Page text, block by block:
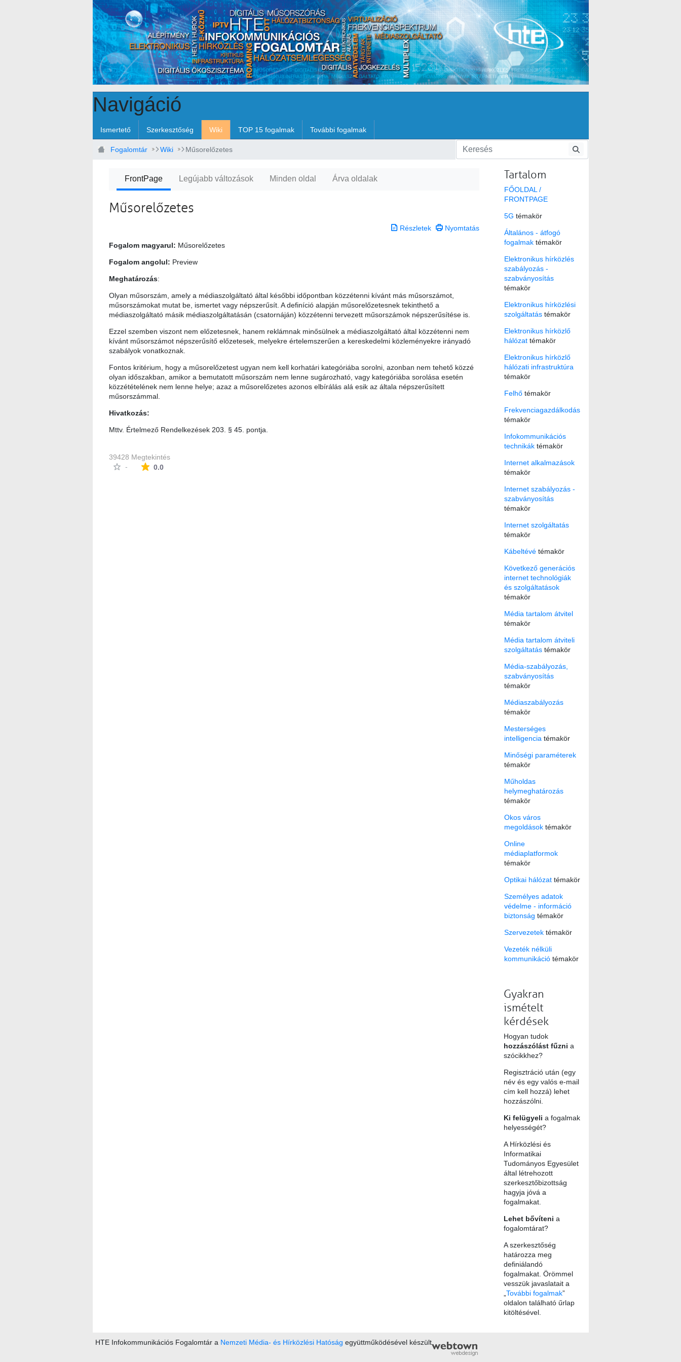
Navigáció
Ismertető Szerkesztőség Wiki TOP 15 fogalmak További fogalmak
Fogalomtár Wiki Műsorelőzetes
FrontPage Legújabb változások Minden oldal Árva oldalak
Műsorelőzetes
Részletek Nyomtatás
Fogalom magyarul: Műsorelőzetes
Fogalom angolul: Preview
Meghatározás:
Olyan műsorszám, amely a médiaszolgáltató által későbbi időpontban közzétenni kívánt más műsorszámot,
műsorszámokat mutat be, ismertet vagy népszerűsít. A definíció alapján műsorelőzetesnek tekinthető a
médiaszolgáltató másik médiaszolgáltatásán (csatornáján) közzétenni tervezett műsorszámok népszerűsítése is.
Ezzel szemben viszont nem előzetesnek, hanem reklámnak minősülnek a médiaszolgáltató által közzétenni nem
kívánt műsorszámot népszerűsítő előzetesek, melyekre értelemszerűen a kereskedelmi közleményekre irányadó
szabályok vonatkoznak.
Fontos kritérium, hogy a műsorelőzetest ugyan nem kell korhatári kategóriába sorolni, azonban nem tehető közzé
olyan időszakban, amikor a bemutatott műsorszám nem lenne sugározható, vagy kategóriába sorolása esetén
közzétételének nem lenne helye; azaz a műsorelőzetes azonos elbírálás alá esik az általa népszerűsített
műsorszámmal.
Hivatkozás:
Mttv. Értelmező Rendelkezések 203. § 45. pontja.
39428 Megtekintés
-
0.0Az átlagos minősítés 0 csillag a lehetséges 5-ből.
Tartalom
FŐOLDAL /
FRONTPAGE
5G témakör
Általános - átfogó
fogalmaktémakör
Elektronikus hírközlés
szabályozás -
szabványosítás
témakör
Elektronikus hírközlési
szolgáltatástémakör
Elektronikus hírközlő
hálózattémakör
Elektronikus hírközlő
hálózati infrastruktúra
témakör
Felhőtémakör
Frekvenciagazdálkodás
témakör
Infokommunikációs
technikáktémakör
Internet alkalmazások
témakör
Internet szabályozás -
szabványosítás
témakör
Internet szolgáltatás
témakör
Kábeltévétémakör
Következő generációs
internet technológiák
és szolgáltatások
témakör
Média tartalom átvitel
témakör
Média tartalom átviteli
szolgáltatástémakör
Média-szabályozás,
szabványosítás
témakör
Médiaszabályozás
témakör
Mesterséges
intelligencia témakör
Minőségi paraméterek
témakör
Műholdas
helymeghatározás
témakör
Okos város
megoldásoktémakör
Online
médiaplatformok
témakör
Optikai hálózattémakör
Személyes adatok
védelme - információ
biztonság témakör
Szervezetektémakör
Vezeték nélküli
kommunikációtémakör
Gyakran
ismételt
kérdések
Hogyan tudok
hozzászólást fűzni a
szócikkhez?
Regisztráció után (egy
név és egy valós e-mail
cím kell hozzá) lehet
hozzászólni.
Ki felügyeli a fogalmak
helyességét?
A Hírközlési és
Informatikai
Tudományos Egyesület
által létrehozott
szerkesztőbizottság
hagyja jóvá a
fogalmakat.
Lehet bővíteni a
fogalomtárat?
A szerkesztőség
határozza meg
definiálandó
fogalmakat. Örömmel
vesszük javaslatait a
További fogalmak”
oldalon található űrlap
kitöltésével.
HTE Infokommunikációs Fogalomtár a Nemzeti Média- és Hírközlési Hatóság együttműködésével készült